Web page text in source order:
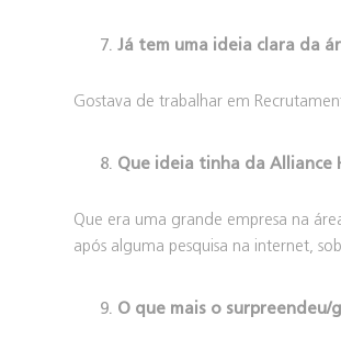
Já tem uma ideia clara da
Gostava de trabalhar em
Que ideia tinha da Alliance
Que era uma grande empresa na
após alguma pesquisa na internet,
O que mais o